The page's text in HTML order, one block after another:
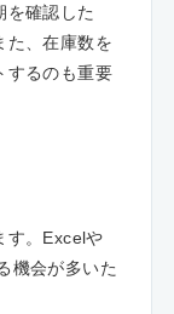
を確認した
た、在庫数を
するのも重要
す。Excelや
機会が多いた